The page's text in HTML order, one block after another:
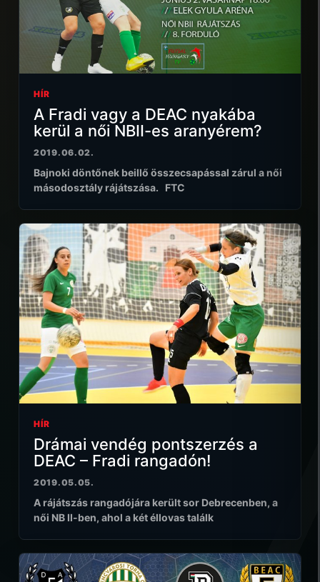
HÍR
A Fradi vagy a DEAC nyakába
kerül a női NBII-es aranyérem?
2019.06.02.
Bajnoki döntőnek beillő összecsapással zárul a női
másodosztály rájátszása. FTC
HÍR
Drámai vendég pontszerzés a
DEAC – Fradi rangadón!
2019.05.05.
A rájátszás rangadójára került sor Debrecenben, a
női NB II-ben, ahol a két éllovas találk